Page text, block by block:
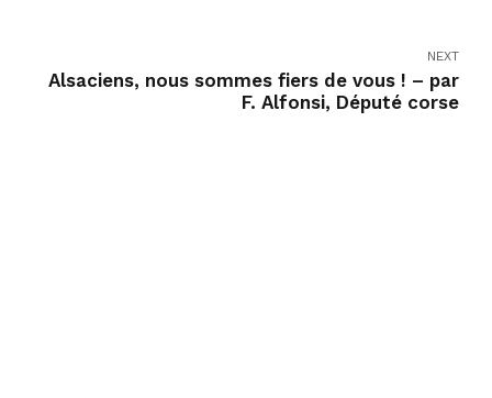
NEXT
Alsaciens, nous sommes fiers de vous ! – par
F. Alfonsi, Député corse